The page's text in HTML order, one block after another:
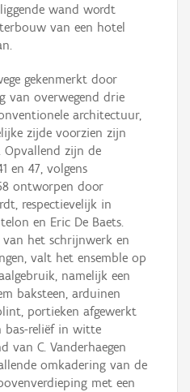
wand wordt
van een hotel
gekenmerkt door
van overwegend drie
architectuur,
zijde voorzien zijn
zijn de
en 47, volgens
ontworpen door
respectievelijk in
en Eric De Baets.
het schrijnwerk en
valt het ensemble op
namelijk een
baksteen, arduinen
portieken afgewerkt
bas-reliëf in witte
van C. Vanderhaegen
omkadering van de
met een